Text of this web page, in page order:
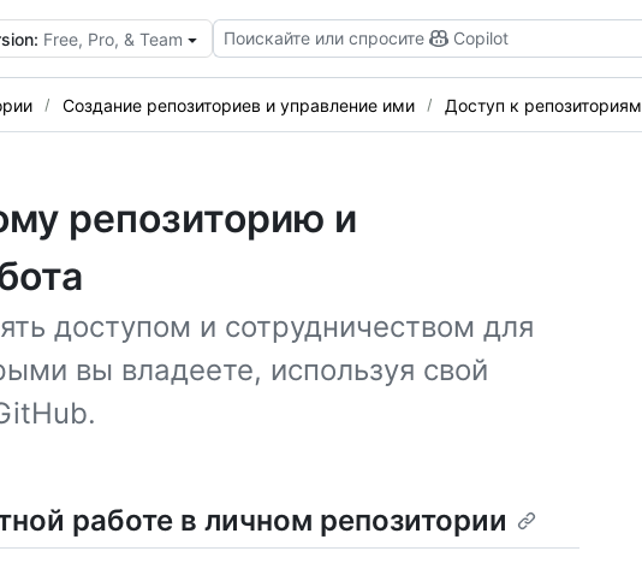
Free, Pro, & Team Поискайте или спросите Copilot
Создание репозиториев и управление ими Доступ к репозиториям
репозиторию и
доступом и сотрудничеством для
вы владеете, используя свой
работе в личном репозитории